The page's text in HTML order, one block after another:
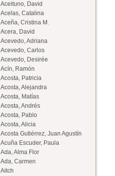
Aceituno, David
Acelas, Catalina
Aceña, Cristina M.
Acera, David
Acevedo, Adriana
Acevedo, Carlos
Acevedo, Desirée
Acín, Ramón
Acosta, Patricia
Acosta, Alejandra
Acosta, Matías
Acosta, Andrés
Acosta, Pablo
Acosta, Alicia
Acosta Gutiérrez, Juan Agustín
Acuña Escuder, Paula
Ada, Alma Flor
Ada, Carmen
Aitch